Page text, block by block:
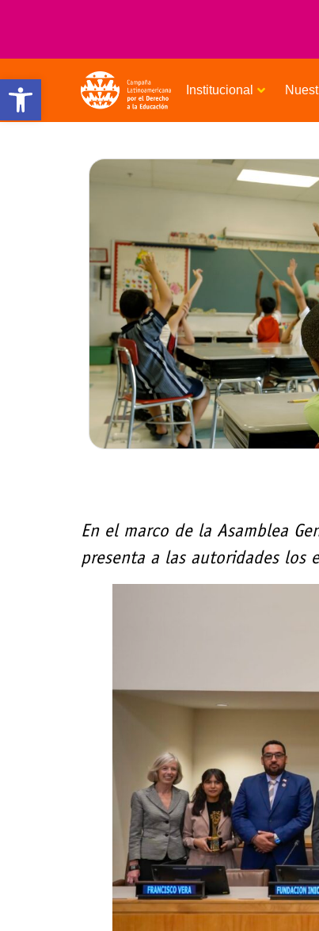
Open toolbar Institucional
En el marco de la Asamblea
presenta a las autoridades los